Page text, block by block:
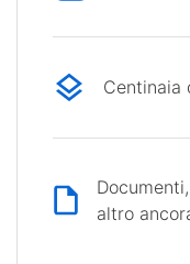
Centinaia
altro